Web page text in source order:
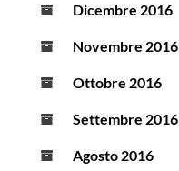
Dicembre 2016
Novembre 2016
Ottobre 2016
Settembre 2016
Agosto 2016